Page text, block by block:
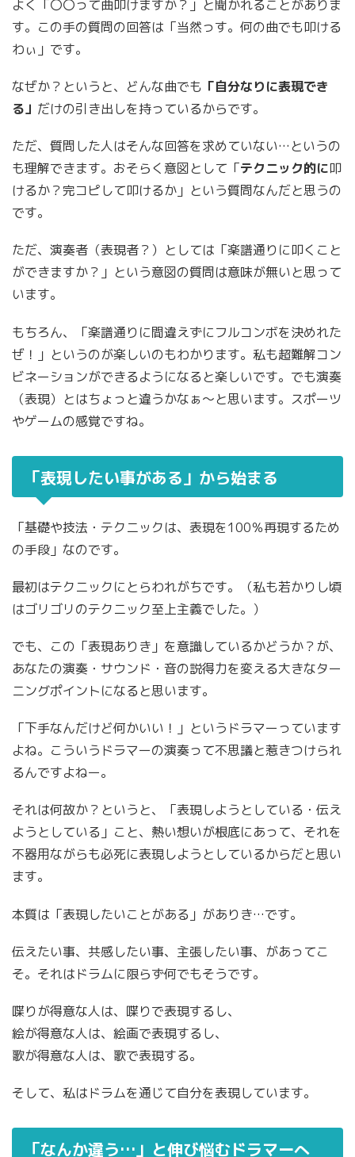
よく「〇〇って曲叩けますか？」と聞かれることがありま
す。この手の質問の回答は「当然っす。何の曲でも叩ける
わぃ」です。
なぜか？というと、どんな曲でも 「自分なりに表現でき
る」 だけの引き出しを持っているからです。
ただ、質問した人はそんな回答を求めていない…というの
も理解できます。おそらく意図として「テクニック的に叩
けるか？完コピして叩けるか」という質問なんだと思うの
です。
ただ、演奏者（表現者？）としては「楽譜通りに叩くこと
ができますか？」という意図の質問は意味が無いと思って
います。
もちろん、「楽譜通りに間違えずにフルコンボを決めれた
ぜ！」というのが楽しいのもわかります。私も超難解コン
ビネーションができるようになると楽しいです。でも演奏
（表現）とはちょっと違うかなぁ〜と思います。スポーツ
やゲームの感覚ですね。
「表現したい事がある」から始まる
「基礎や技法・テクニックは、表現を100％再現するため
の手段」なのです。
最初はテクニックにとらわれがちです。（私も若かりし頃
はゴリゴリのテクニック至上主義でした。）
でも、この「表現ありき」を意識しているかどうか？が、
あなたの演奏・サウンド・音の説得力を変える大きなター
ニングポイントになると思います。
「下手なんだけど何かいい！」というドラマーっています
よね。こういうドラマーの演奏って不思議と惹きつけられ
るんですよねー。
それは何故か？というと、「表現しようとしている・伝え
ようとしている」こと、熱い想いが根底にあって、それを
不器用ながらも必死に表現しようとしているからだと思い
ます。
本質は「表現したいことがある」がありき…です。
伝えたい事、共感したい事、主張したい事、があってこ
そ。それはドラムに限らず何でもそうです。
喋りが得意な人は、喋りで表現するし、
絵が得意な人は、絵画で表現するし、
歌が得意な人は、歌で表現する。
そして、私はドラムを通じて自分を表現しています。
「なんか違う…」と伸び悩むドラマーへ